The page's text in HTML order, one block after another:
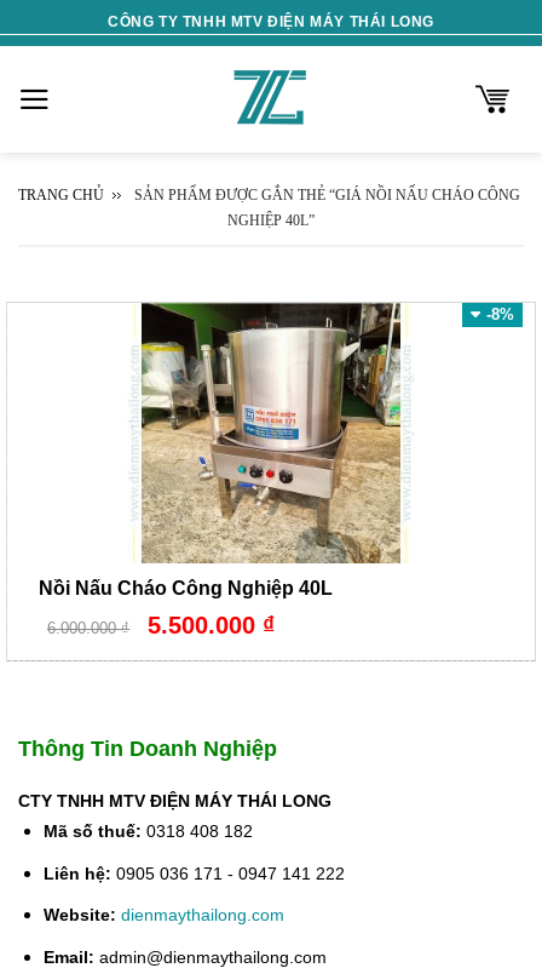
to
CÔNG TY TNHH MTV ĐIỆN MÁY THÁI LONG
TRANG CHỦ
SẢN PHẨM ĐƯỢC GẮN THẺ “GIÁ NỒI NẤU CHÁO CÔNG
NGHIỆP 40L”
-8%
Nồi Nấu Cháo Công Nghiệp 40L
6.000.000₫
Giá
gốc
6.000.000 ₫.
5.500.000 ₫Giá
hiện
là:
Thông Tin Doanh Nghiệp
CTY TNHH MTV ĐIỆN MÁY THÁI LONG
Mã số thuế: 0318 408 182
Liên hệ: 0905 036 171 - 0947 141 222
Website: dienmaythailong.com
Email: admin@dienmaythailong.com